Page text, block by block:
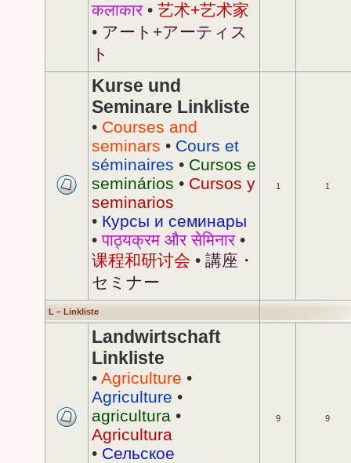
कलाकार• 艺术+艺术家
• アート+アーティス
ト
Kurse und
Seminare Linkliste
• Courses and
seminars • Cours et
séminaires • Cursos e
seminários • Cursos y
seminarios
• Курсы и семинары
•पाठ्यक्रम और सेमिनार•
课程和研讨会 • 講座・
セミナー
1 1
L – Linkliste
Landwirtschaft
Linkliste
• Agriculture •
Agriculture •
agricultura •
Agricultura
• Сельское
9 9